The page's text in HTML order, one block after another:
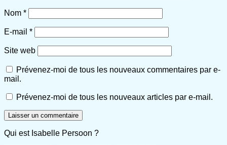
Nom *
E-mail *
Site web
Prévenez-moi de tous les nouveaux commentaires par e-
mail.
Prévenez-moi de tous les nouveaux articles par e-mail.
Qui est Isabelle Persoon ?